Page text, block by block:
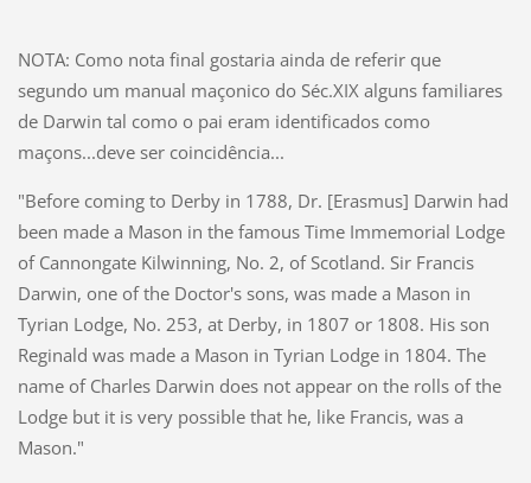
NOTA: Como nota final gostaria ainda de referir que
segundo um manual maçonico do Séc.XIX alguns familiares
de Darwin tal como o pai eram identificados como
maçons...deve ser coincidência...
"Before coming to Derby in 1788, Dr. [Erasmus] Darwin had
been made a Mason in the famous Time Immemorial Lodge
of Cannongate Kilwinning, No. 2, of Scotland. Sir Francis
Darwin, one of the Doctor's sons, was made a Mason in
Tyrian Lodge, No. 253, at Derby, in 1807 or 1808. His son
Reginald was made a Mason in Tyrian Lodge in 1804. The
name of Charles Darwin does not appear on the rolls of the
Lodge but it is very possible that he, like Francis, was a
Mason."